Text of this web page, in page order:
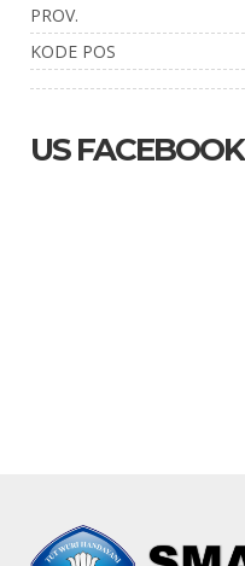
PROV.
KODE POS
US FACEBOOK